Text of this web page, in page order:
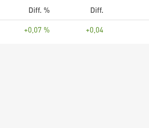
Diff. % Diff.
+0,07 % +0,04